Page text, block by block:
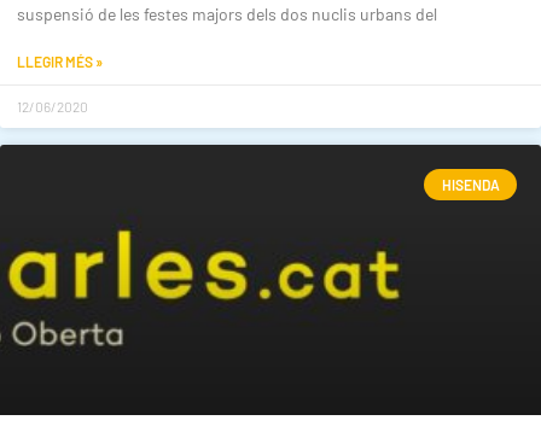
suspensió de les festes majors dels dos nuclis urbans del
LLEGIR MÉS »
12/06/2020
HISENDA